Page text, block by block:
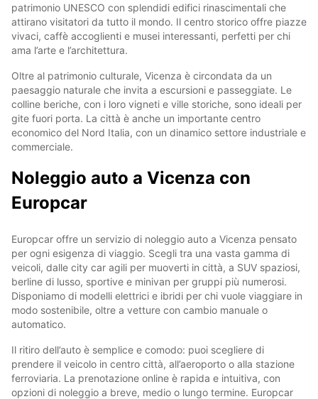
patrimonio UNESCO con splendidi edifici rinascimentali che
attirano visitatori da tutto il mondo. Il centro storico offre piazze
vivaci, caffè accoglienti e musei interessanti, perfetti per chi
ama l’arte e l’architettura.
Oltre al patrimonio culturale, Vicenza è circondata da un
paesaggio naturale che invita a escursioni e passeggiate. Le
colline beriche, con i loro vigneti e ville storiche, sono ideali per
gite fuori porta. La città è anche un importante centro
economico del Nord Italia, con un dinamico settore industriale e
commerciale.
Noleggio auto a Vicenza con
Europcar
Europcar offre un servizio di noleggio auto a Vicenza pensato
per ogni esigenza di viaggio. Scegli tra una vasta gamma di
veicoli, dalle city car agili per muoverti in città, a SUV spaziosi,
berline di lusso, sportive e minivan per gruppi più numerosi.
Disponiamo di modelli elettrici e ibridi per chi vuole viaggiare in
modo sostenibile, oltre a vetture con cambio manuale o
automatico.
Il ritiro dell’auto è semplice e comodo: puoi scegliere di
prendere il veicolo in centro città, all’aeroporto o alla stazione
ferroviaria. La prenotazione online è rapida e intuitiva, con
opzioni di noleggio a breve, medio o lungo termine. Europcar